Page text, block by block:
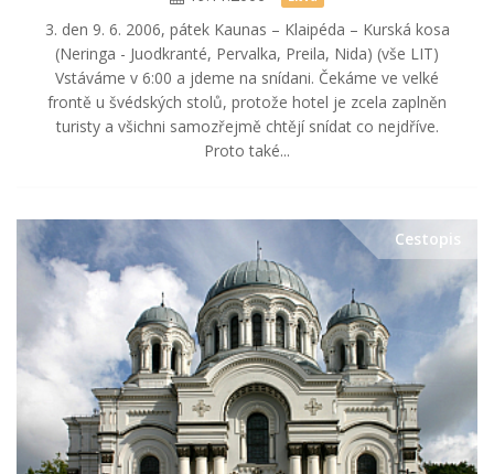
3. den 9. 6. 2006, pátek Kaunas – Klaipéda – Kurská kosa
(Neringa - Juodkranté, Pervalka, Preila, Nida) (vše LIT)
Vstáváme v 6:00 a jdeme na snídani. Čekáme ve velké
frontě u švédských stolů, protože hotel je zcela zaplněn
turisty a všichni samozřejmě chtějí snídat co nejdříve.
Proto také...
Cestopis